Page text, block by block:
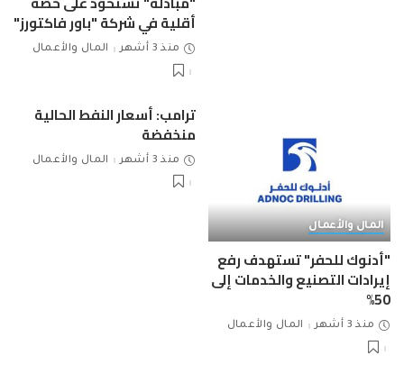
أقلية في شركة "باور فاكتورز"
منذ 3 أشهر المال والأعمال
المال والأعمال
"أدنوك للحفر" تستهدف رفع
إيرادات التصنيع والخدمات إلى
50%
منذ 3 أشهر المال والأعمال
ترامب: أسعار النفط الحالية
منخفضة
منذ 3 أشهر المال والأعمال